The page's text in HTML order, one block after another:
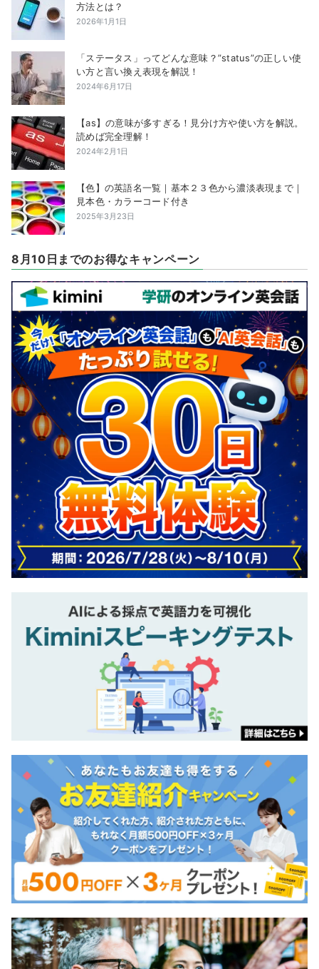
方法とは？
2026年1月1日
「ステータス」ってどんな意味？”status”の正しい使
い方と言い換え表現を解説！
2024年6月17日
【as】の意味が多すぎる！見分け方や使い方を解説。
読めば完全理解！
2024年2月1日
【色】の英語名一覧｜基本２３色から濃淡表現まで｜
見本色・カラーコード付き
2025年3月23日
8月10日までのお得なキャンペーン